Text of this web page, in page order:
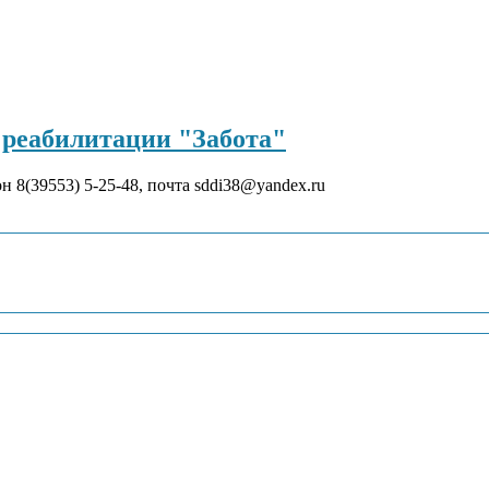
"Забота"
8(39553) 5-25-48, почта sddi38@yandex.ru